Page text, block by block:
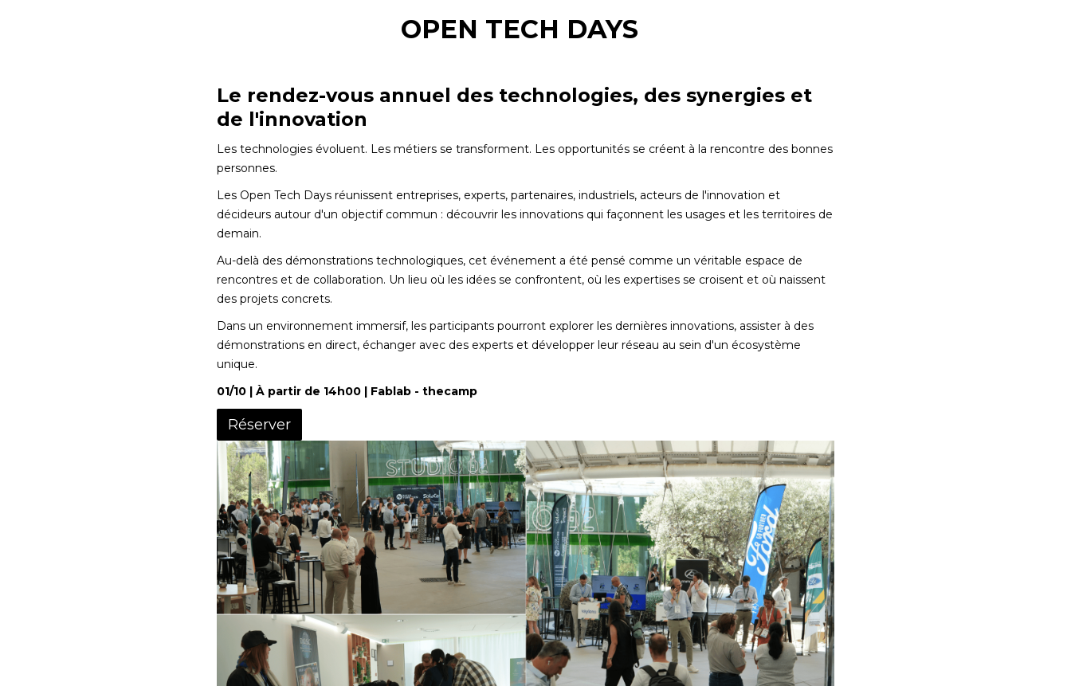
OPEN TECH DAYS
Le rendez-vous annuel des technologies, des synergies et
de l'innovation
Les technologies évoluent. Les métiers se transforment. Les opportunités se créent à la rencontre des bonnes
personnes.
Les Open Tech Days réunissent entreprises, experts, partenaires, industriels, acteurs de l'innovation et
décideurs autour d'un objectif commun : découvrir les innovations qui façonnent les usages et les territoires de
demain.
Au-delà des démonstrations technologiques, cet événement a été pensé comme un véritable espace de
rencontres et de collaboration. Un lieu où les idées se confrontent, où les expertises se croisent et où naissent
des projets concrets.
Dans un environnement immersif, les participants pourront explorer les dernières innovations, assister à des
démonstrations en direct, échanger avec des experts et développer leur réseau au sein d'un écosystème
unique.
01/10 | À partir de 14h00 | Fablab - thecamp
Réserver